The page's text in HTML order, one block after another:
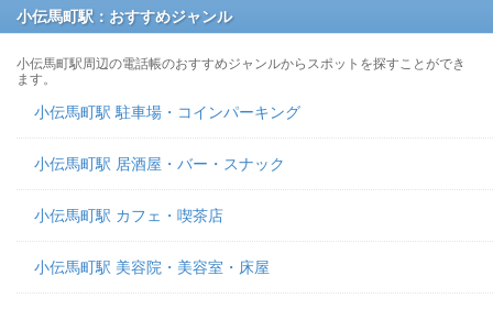
小伝馬町駅：おすすめジャンル
小伝馬町駅周辺の電話帳のおすすめジャンルからスポットを探すことができ
ます。
小伝馬町駅 駐車場・コインパーキング
小伝馬町駅 居酒屋・バー・スナック
小伝馬町駅 カフェ・喫茶店
小伝馬町駅 美容院・美容室・床屋